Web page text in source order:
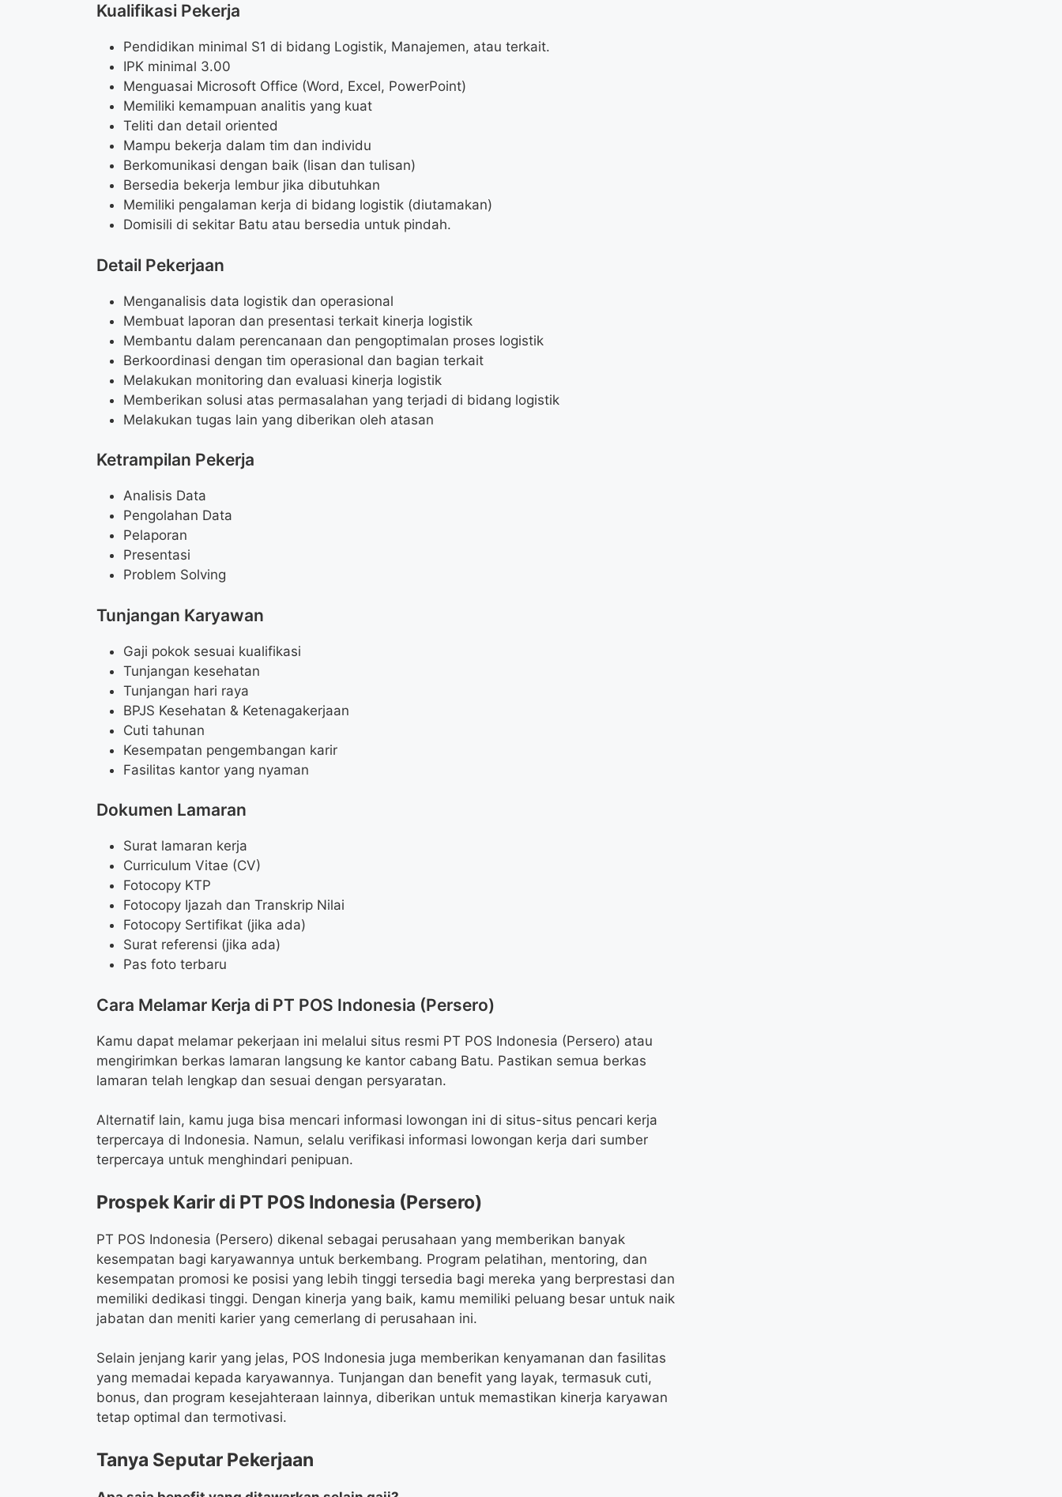
Kualifikasi Pekerja
Pendidikan minimal S1 di bidang Logistik, Manajemen, atau terkait.
IPK minimal 3.00
Menguasai Microsoft Office (Word, Excel, PowerPoint)
Memiliki kemampuan analitis yang kuat
Teliti dan detail oriented
Mampu bekerja dalam tim dan individu
Berkomunikasi dengan baik (lisan dan tulisan)
Bersedia bekerja lembur jika dibutuhkan
Memiliki pengalaman kerja di bidang logistik (diutamakan)
Domisili di sekitar Batu atau bersedia untuk pindah.
Detail Pekerjaan
Menganalisis data logistik dan operasional
Membuat laporan dan presentasi terkait kinerja logistik
Membantu dalam perencanaan dan pengoptimalan proses logistik
Berkoordinasi dengan tim operasional dan bagian terkait
Melakukan monitoring dan evaluasi kinerja logistik
Memberikan solusi atas permasalahan yang terjadi di bidang logistik
Melakukan tugas lain yang diberikan oleh atasan
Ketrampilan Pekerja
Analisis Data
Pengolahan Data
Pelaporan
Presentasi
Problem Solving
Tunjangan Karyawan
Gaji pokok sesuai kualifikasi
Tunjangan kesehatan
Tunjangan hari raya
BPJS Kesehatan & Ketenagakerjaan
Cuti tahunan
Kesempatan pengembangan karir
Fasilitas kantor yang nyaman
Dokumen Lamaran
Surat lamaran kerja
Curriculum Vitae (CV)
Fotocopy KTP
Fotocopy Ijazah dan Transkrip Nilai
Fotocopy Sertifikat (jika ada)
Surat referensi (jika ada)
Pas foto terbaru
Cara Melamar Kerja di PT POS Indonesia (Persero)
Kamu dapat melamar pekerjaan ini melalui situs resmi PT POS Indonesia (Persero) atau
mengirimkan berkas lamaran langsung ke kantor cabang Batu. Pastikan semua berkas
lamaran telah lengkap dan sesuai dengan persyaratan.
Alternatif lain, kamu juga bisa mencari informasi lowongan ini di situs-situs pencari kerja
terpercaya di Indonesia. Namun, selalu verifikasi informasi lowongan kerja dari sumber
terpercaya untuk menghindari penipuan.
Prospek Karir di PT POS Indonesia (Persero)
PT POS Indonesia (Persero) dikenal sebagai perusahaan yang memberikan banyak
kesempatan bagi karyawannya untuk berkembang. Program pelatihan, mentoring, dan
kesempatan promosi ke posisi yang lebih tinggi tersedia bagi mereka yang berprestasi dan
memiliki dedikasi tinggi. Dengan kinerja yang baik, kamu memiliki peluang besar untuk naik
jabatan dan meniti karier yang cemerlang di perusahaan ini.
Selain jenjang karir yang jelas, POS Indonesia juga memberikan kenyamanan dan fasilitas
yang memadai kepada karyawannya. Tunjangan dan benefit yang layak, termasuk cuti,
bonus, dan program kesejahteraan lainnya, diberikan untuk memastikan kinerja karyawan
tetap optimal dan termotivasi.
Tanya Seputar Pekerjaan